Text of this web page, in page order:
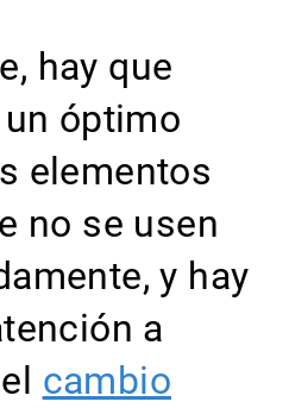
hay que
óptimo
elementos
no se usen
y hay
a
cambio